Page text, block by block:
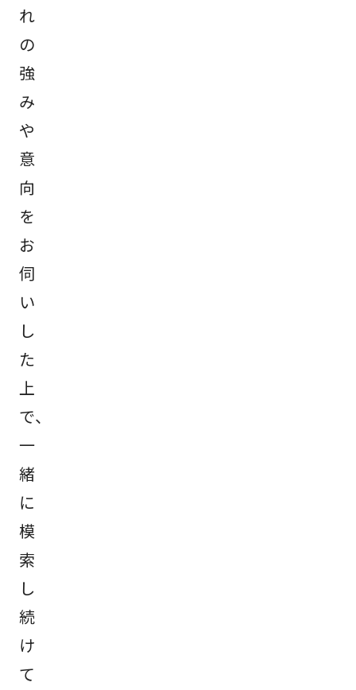
れ
の
強
み
や
意
向
を
お
伺
い
し
た
上
で、
一
緒
に
模
索
し
続
け
て